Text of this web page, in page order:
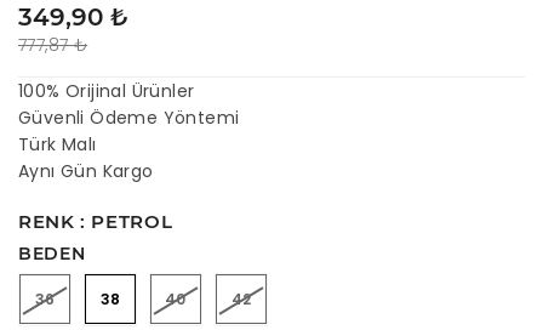
777,87 ₺
349,90 ₺
100% Orijinal Ürünler
Güvenli Ödeme Yöntemi
Türk Malı
Aynı Gün Kargo
RENK : PETROL
BEDEN
36 38 40 42